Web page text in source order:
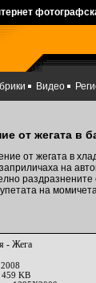
Видео
от жегата в
от жегата в
на
на
- Жега
459 KB